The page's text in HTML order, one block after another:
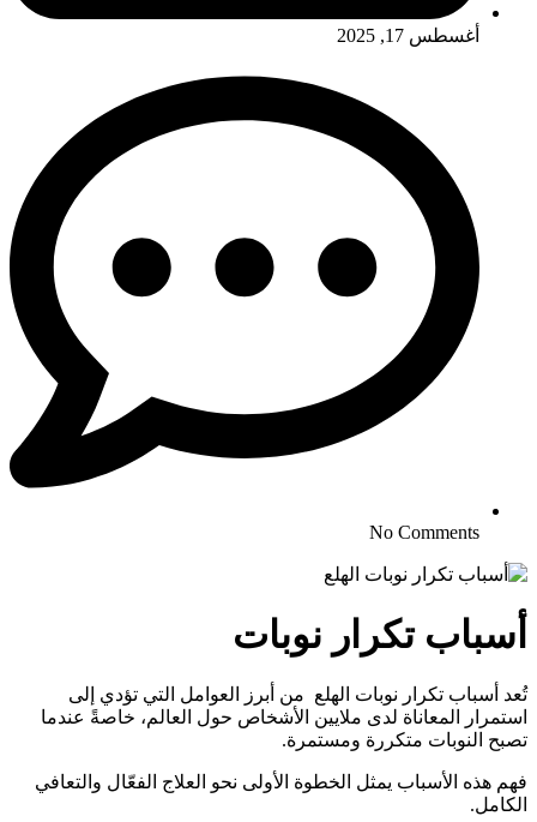
أغسطس 17, 2025
No Comments
أسباب تكرار نوبات
تُعد أسباب تكرار نوبات الهلع من أبرز العوامل التي تؤدي إلى
استمرار المعاناة لدى ملايين الأشخاص حول العالم، خاصةً عندما
تصبح النوبات متكررة ومستمرة.
فهم هذه الأسباب يمثل الخطوة الأولى نحو العلاج الفعّال والتعافي
الكامل.